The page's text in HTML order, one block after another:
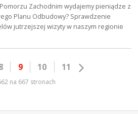
Pomorzu Zachodnim wydajemy pieniądze z
Planu Odbudowy? Sprawdzenie
jutrzejszej wizyty w naszym regionie
9 10 11
na 667 stronach